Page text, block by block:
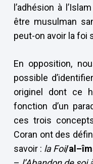
l’adhésion à
être musulman
peut-on avoir la foi
En opposition,
possible
originel dont ce
fonction d’un
ces trois
Coran ont des
savoir : la Foi/